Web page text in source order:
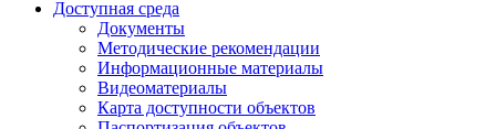
Доступная среда
Документы
Методические рекомендации
Информационные материалы
Видеоматериалы
Карта доступности объектов